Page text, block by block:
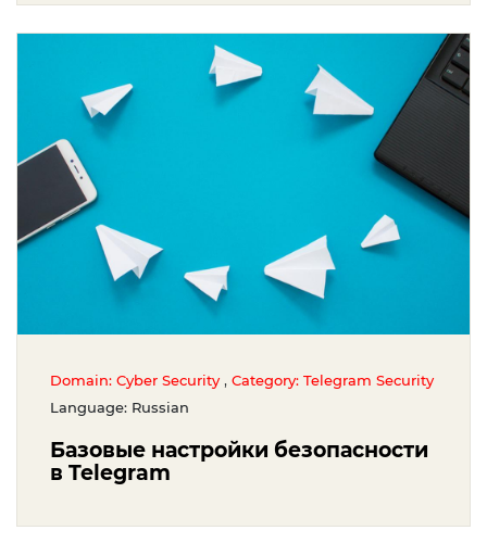
Domain: Cyber Security , Category: Telegram Security
Language: Russian
Базовые настройки безопасности
в Telegram